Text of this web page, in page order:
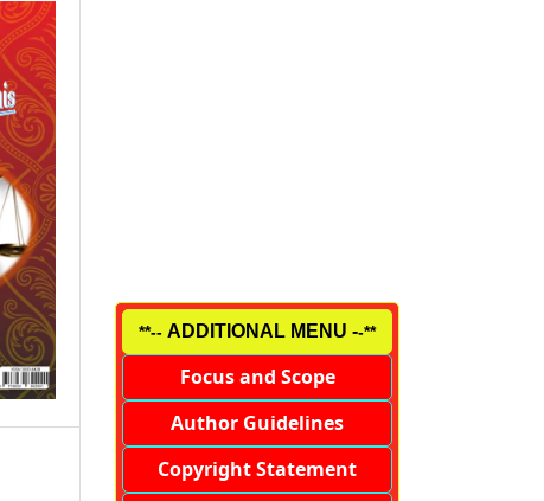
**-- ADDITIONAL MENU --**
Focus and Scope
Author Guidelines
Copyright Statement